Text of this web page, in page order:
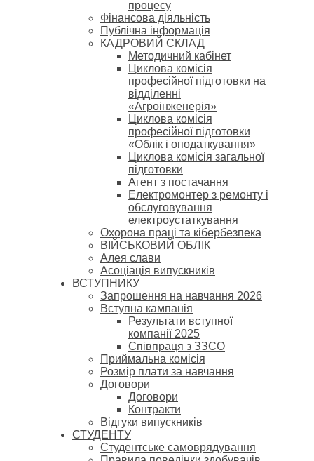
процесу
Фінансова діяльність
Публічна інформація
КАДРОВИЙ СКЛАД
Методичний кабінет
Циклова комісія
професійної підготовки на
відділенні
«Агроінженерія»
Циклова комісія
професійної підготовки
«Облік і оподаткування»
Циклова комісія загальної
підготовки
Агент з постачання
Електромонтер з ремонту і
обслуговування
електроустаткування
Охорона праці та кібербезпека
ВІЙСЬКОВИЙ ОБЛІК
Алея слави
Асоціація випускників
ВСТУПНИКУ
Запрошення на навчання 2026
Вступна кампанія
Результати вступної
компанії 2025
Співпраця з ЗЗСО
Приймальна комісія
Розмір плати за навчання
Договори
Договори
Контракти
Відгуки випускників
СТУДЕНТУ
Cтудентське самоврядування